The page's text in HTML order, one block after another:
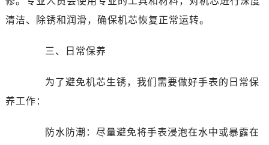
清洁、除锈和润滑，确保机芯恢复正常运转。
三、日常保养
为了避免机芯生锈，我们需要做好手表的日常保
养工作：
防水防潮：尽量避免将手表浸泡在水中或暴露在